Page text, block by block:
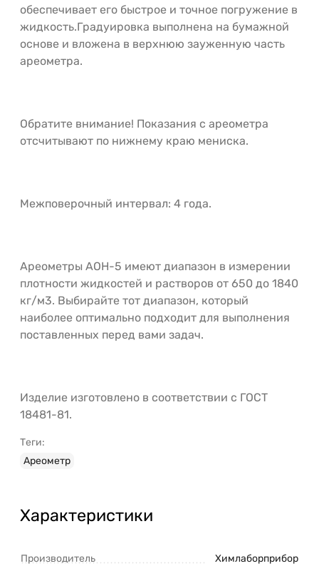
обеспечивает его быстрое и точное погружение в
жидкость.Градуировка выполнена на бумажной
основе и вложена в верхнюю зауженную часть
ареометра.
Обратите внимание! Показания с ареометра
отсчитывают по нижнему краю мениска.
Межповерочный интервал: 4 года.
Ареометры АОН-5 имеют диапазон в измерении
плотности жидкостей и растворов от 650 до 1840
кг/м3. Выбирайте тот диапазон, который
наиболее оптимально подходит для выполнения
поставленных перед вами задач.
Изделие изготовлено в соответствии с ГОСТ
18481-81.
Теги:
Ареометр
Характеристики
Производитель Химлаборприбор